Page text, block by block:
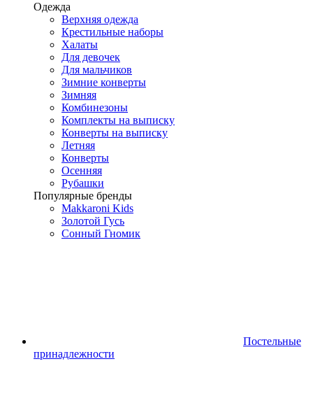
Одежда
Верхняя одежда
Крестильные наборы
Халаты
Для девочек
Для мальчиков
Зимние конверты
Зимняя
Комбинезоны
Комплекты на выписку
Конверты на выписку
Летняя
Конверты
Осенняя
Рубашки
Популярные бренды
Makkaroni Kids
Золотой Гусь
Сонный Гномик
Постельные
принадлежности